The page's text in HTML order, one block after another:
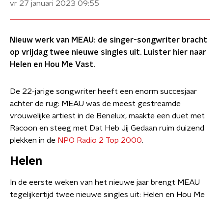
vr 27 januari 2023 09:55
Nieuw werk van MEAU: de singer-songwriter bracht
op vrijdag twee nieuwe singles uit. Luister hier naar
Helen en Hou Me Vast.
De 22-jarige songwriter heeft een enorm succesjaar
achter de rug: MEAU was de meest gestreamde
vrouwelijke artiest in de Benelux, maakte een duet met
Racoon en steeg met Dat Heb Jij Gedaan ruim duizend
plekken in de NPO Radio 2 Top 2000.
Helen
In de eerste weken van het nieuwe jaar brengt MEAU
tegelijkertijd twee nieuwe singles uit: Helen en Hou Me